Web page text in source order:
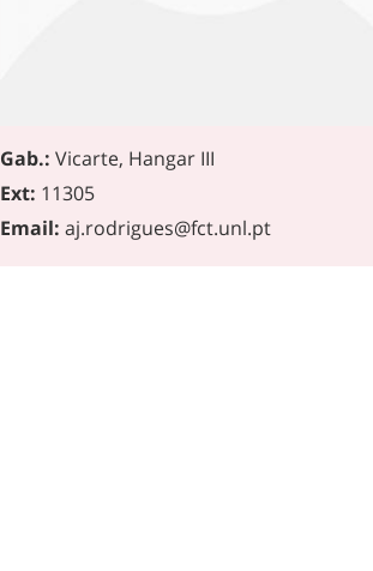
Gab.: Vicarte, Hangar III
Ext: 11305
Email: aj.rodrigues@fct.unl.pt